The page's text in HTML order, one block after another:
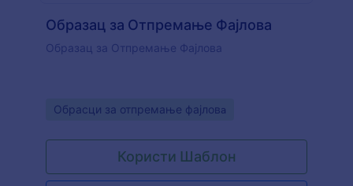
Образац за Отпремање Фајлова
Образац за Отпремање Фајлова
Go to Category:
Обрасци за отпремање фајловa
Користи Шаблон